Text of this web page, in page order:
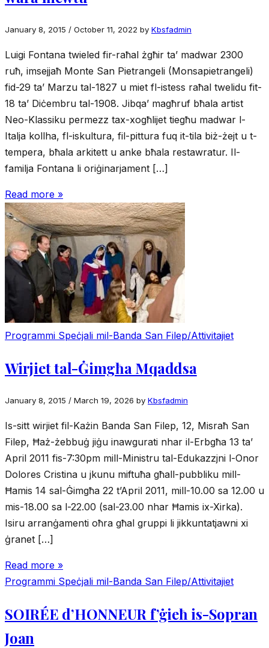
January 8, 2015 / October 11, 2022 by Kbsfadmin
Luigi Fontana twieled fir-raħal żgħir ta’ madwar 2300
ruħ, imsejjaħ Monte San Pietrangeli (Monsapietrangeli)
fid-29 ta’ Marzu tal-1827 u miet fl-istess raħal twelidu fit-
18 ta’ Diċembru tal-1908. Jibqa’ magħruf bħala artist
Neo-Klassiku permezz tax-xogħlijet tiegħu madwar l-
Italja kollha, fl-iskultura, fil-pittura fuq it-tila biż-żejt u t-
tempera, bħala arkitett u anke bħala restawratur. Il-
familja Fontana li oriġinarjament […]
Read more »
Programmi Speċjali mil-Banda San Filep/Attivitajiet
Wirjiet tal-Ġimgħa Mqaddsa
January 8, 2015 / March 19, 2026 by Kbsfadmin
Is-sitt wirjiet fil-Każin Banda San Filep, 12, Misraħ San
Filep, Ħaż-żebbuġ jiġu inawgurati nhar il-Erbgħa 13 ta’
April 2011 fis-7:30pm mill-Ministru tal-Edukazzjni l-Onor
Dolores Cristina u jkunu miftuħa għall-pubbliku mill-
Ħamis 14 sal-Ġimgħa 22 t’April 2011, mill-10.00 sa 12.00 u
mis-18.00 sa l-22.00 (sal-23.00 nhar Ħamis ix-Xirka).
Isiru arranġamenti oħra għal gruppi li jikkuntatjawni xi
ġranet […]
Read more »
Programmi Speċjali mil-Banda San Filep/Attivitajiet
SOIRÉE d’HONNEUR f’ġieħ is-Sopran
Joan